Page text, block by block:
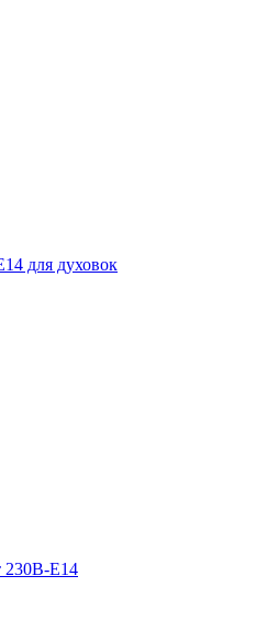
для духовок
E14